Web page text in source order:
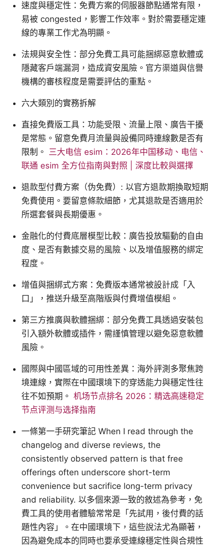
速度與穩定性：免費方案的伺服器節點通常有限，
易被 congested，影響工作效率。對於需要穩定連
線的專業工作尤為明顯。
法規與安全性：部分免費工具可能捆綁惡意軟體或
隱藏客戶端漏洞，造成資安風險。官方渠道與信譽
機構的審核程度是需要評估的重點。
六大類別的實務拆解
直接免費版工具：功能受限、流量上限、廣告干擾
是常態。留意免費月流量與設備同時連線數是否有
限制。 三大电信 esim：2026年中国移动、电信、
联通 esim 全方位指南與對照 | 深度比較與選擇
退款型付費方案（伪免費）: 以官方退款期換取短期
免費使用。要留意條款細節，尤其退款是否適用於
所選套餐與長期優惠。
金融化的付費底層模型比較：廣告投放驅動的自由
度、是否有數據交易的風險、以及增值服務的綁定
程度。
增值與捆綁式方案：免費版本通常被設計成「入
口」，推送升級至高階版與付費增值模組。
第三方推廣與軟體捆綁：部分免費工具透過安裝包
引入額外軟體或插件，需謹慎管理以避免惡意軟體
風險。
國際與中國區域的可用性差異：海外評測多聚焦跨
境連線，實際在中國環境下的穿透能力與穩定性往
往不如預期。 机场节点排名 2026：精选高速稳定
节点评测与选择指南
一條第一手研究筆記 When I read through the
changelog and diverse reviews, the
consistently observed pattern is that free
offerings often underscore short-term
convenience but sacrifice long-term privacy
and reliability. 以多個來源一致的敘述為參考，免
費工具的使用者體驗常常是「先試用，後付費的話
題性內容」。在中國環境下，這些說法尤為顯著，
因為避免成本的同時也要承受連線穩定性與合規性